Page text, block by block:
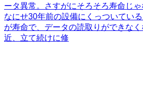
ータ異常。さすがにそろそろ寿命じゃ
なにせ30年前の設備にくっついてい
が寿命で、データの読取りができな
近、立て続けに修